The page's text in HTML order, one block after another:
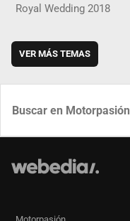
Royal Wedding 2018
VER MÁS TEMAS